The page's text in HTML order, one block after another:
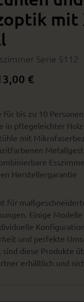
mit
Serie 5112
€
für bis zu 10 Personen
in pflegeleichter
mit
Herstellergarantie
für
Einige
und perfekte
diese Produkte
erhältlich und